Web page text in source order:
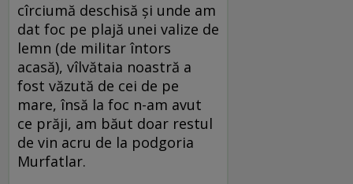
cîrciumă deschisă și unde am
dat foc pe plajă unei valize de
lemn (de militar întors
acasă), vîlvătaia noastră a
fost văzută de cei de pe
mare, însă la foc n-am avut
ce prăji, am băut doar restul
de vin acru de la podgoria
Murfatlar.